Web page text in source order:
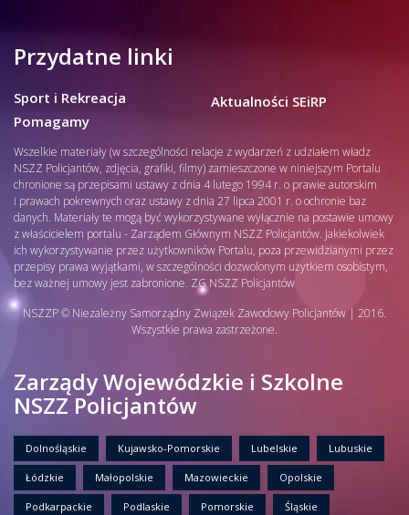
Przydatne linki
Sport i Rekreacja
Pomagamy
Aktualności SEiRP
Wszelkie materiały (w szczególności relacje z wydarzeń z udziałem władz
NSZZ Policjantów, zdjęcia, grafiki, filmy) zamieszczone w niniejszym Portalu
chronione są przepisami ustawy z dnia 4 lutego 1994 r. o prawie autorskim
i prawach pokrewnych oraz ustawy z dnia 27 lipca 2001 r. o ochronie baz
danych. Materiały te mogą być wykorzystywane wyłącznie na postawie umowy
z właścicielem portalu - Zarządem Głównym NSZZ Policjantów. Jakiekolwiek
ich wykorzystywanie przez użytkowników Portalu, poza przewidzianymi przez
przepisy prawa wyjątkami, w szczególności dozwolonym użytkiem osobistym,
bez ważnej umowy jest zabronione. ZG NSZZ Policjantów
NSZZP © Niezależny Samorządny Związek Zawodowy Policjantów | 2016.
Wszystkie prawa zastrzeżone.
Zarządy Wojewódzkie i Szkolne
NSZZ Policjantów
Dolnośląskie Kujawsko-Pomorskie Lubelskie Lubuskie
Łódzkie Małopolskie Mazowieckie Opolskie
Podkarpackie Podlaskie Pomorskie Śląskie